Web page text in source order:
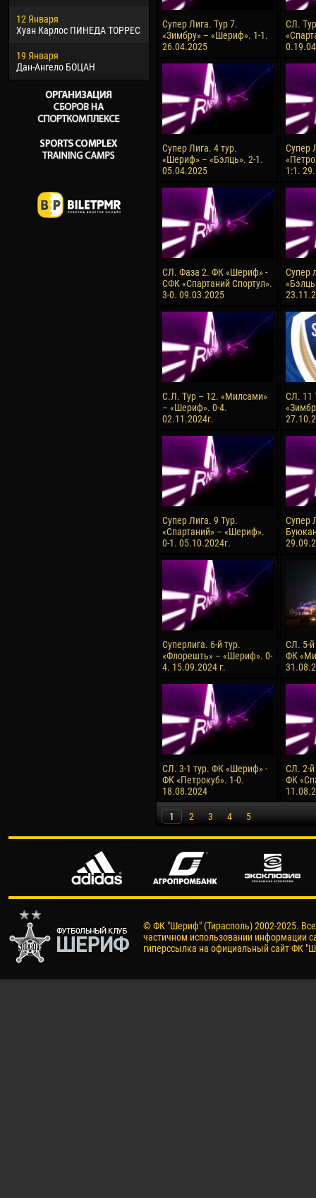
12 Января
Хуан Карлос ПИНЕДА ТОРРЕС
19 Января
Дан-Ангело БОЦАН
26 Марта
Витор Уго Морайс де
ОЛИВЕЙРА
Раи ЛОПЕС ДЕ ОЛИВЕЙРА
10
15
Супер Лига. Тур 7.
«Зимбру» – «Шериф». 1-1.
26.04.2025
СЛ.
Супер Лига. 4 тур.
«Шериф» – «Бэлць». 2-1.
05.04.2025
Супер
1:1.
СЛ. Фаза 2. ФК «Шериф» -
СФК «Спартаний Спортул».
3-0. 09.03.2025
Супер
С.Л. Тур – 12. «Милсами»
– «Шериф». 0-4.
02.11.2024г.
СЛ. 11
Супер Лига. 9 Тур.
«Спартаний» – «Шериф».
0-1. 05.10.2024г.
Супер
Суперлига. 6-й тур.
«Флорешть» – «Шериф». 0-
4. 15.09.2024 г.
СЛ. 5-
ФК
СЛ. 3-1 тур. ФК «Шериф» -
ФК «Петрокуб». 1-0.
18.08.2024
СЛ. 2-
ФК
1 2 3 4 5
© ФК "Шериф" (Тирасполь) 2002-2025.
частичном использовании информации
гиперссылка на официальный сайт ФК